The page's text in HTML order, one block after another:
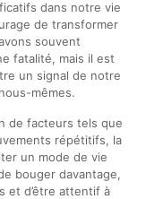
dans notre vie
de transformer
souvent
fatalité, mais il est
un signal de notre
mêmes.
de facteurs tels que
répétitifs, la
un mode de vie
bouger davantage,
et d’être attentif à